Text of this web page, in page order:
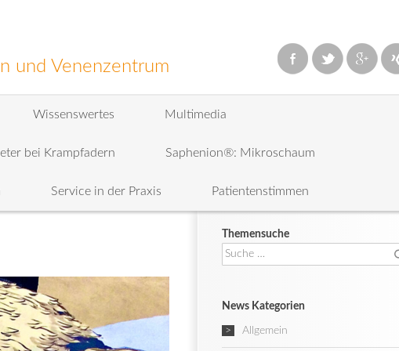
und Venenzentrum
Wissenswertes Multimedia
bei Krampfadern Saphenion®: Mikroschaum
Service in der Praxis Patientenstimmen
Themensuche
Suche
nach:
News Kategorien
Allgemein